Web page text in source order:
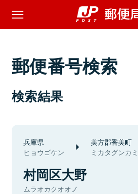
郵便番号検索
検索結果
兵庫県
ヒョウゴケン
美方郡香美町
ミカタグンカ
村岡区大野
ムラオカクオオノ